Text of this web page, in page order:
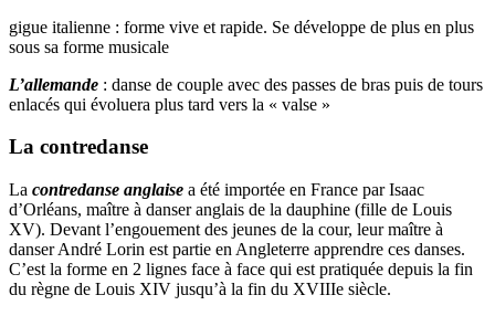
gigue italienne : forme vive et rapide. Se développe de plus en plus
sous sa forme musicale
L’allemande : danse de couple avec des passes de bras puis de tours
enlacés qui évoluera plus tard vers la « valse »
La contredanse
La contredanse anglaise a été importée en France par Isaac
d’Orléans, maître à danser anglais de la dauphine (fille de Louis
XV). Devant l’engouement des jeunes de la cour, leur maître à
danser André Lorin est partie en Angleterre apprendre ces danses.
C’est la forme en 2 lignes face à face qui est pratiquée depuis la fin
du règne de Louis XIV jusqu’à la fin du XVIIIe siècle.